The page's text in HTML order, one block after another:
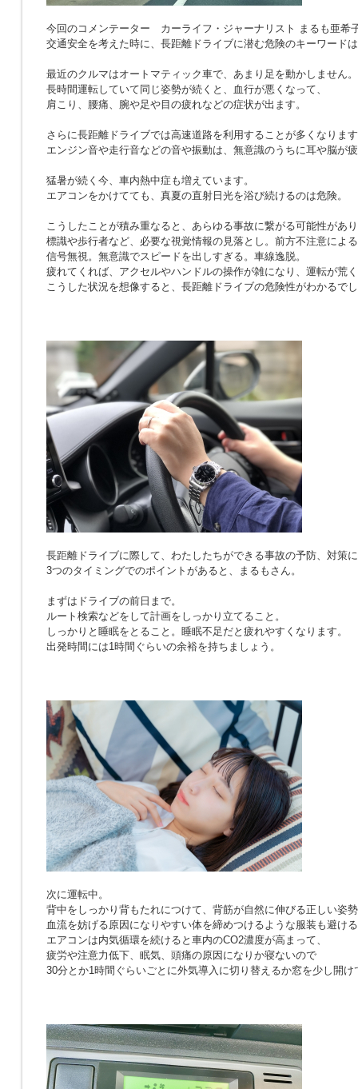
今回のコメンテーター カーライフ・ジャーナリスト まるも亜希
交通安全を考えた時に、長距離ドライブに潜む危険のキーワード
最近のクルマはオートマティック車で、あまり足を動かしません。
長時間運転していて同じ姿勢が続くと、血行が悪くなって、
肩こり、腰痛、腕や足や目の疲れなどの症状が出ます。
さらに長距離ドライブでは高速道路を利用することが多くなりま
エンジン音や走行音などの音や振動は、無意識のうちに耳や脳が
猛暑が続く今、車内熱中症も増えています。
エアコンをかけてても、真夏の直射日光を浴び続けるのは危険。
こうしたことが積み重なると、あらゆる事故に繋がる可能性があ
標識や歩行者など、必要な視覚情報の見落とし。前方不注意によ
信号無視。無意識でスピードを出しすぎる。車線逸脱。
疲れてくれば、アクセルやハンドルの操作が雑になり、運転が荒
こうした状況を想像すると、長距離ドライブの危険性がわかるで
長距離ドライブに際して、わたしたちができる事故の予防、対策
3つのタイミングでのポイントがあると、まるもさん。
まずはドライブの前日まで。
ルート検索などをして計画をしっかり立てること。
しっかりと睡眠をとること。睡眠不足だと疲れやすくなります。
出発時間には1時間ぐらいの余裕を持ちましょう。
次に運転中。
背中をしっかり背もたれにつけて、背筋が自然に伸びる正しい姿
血流を妨げる原因になりやすい体を締めつけるような服装も避け
エアコンは内気循環を続けると車内のCO2濃度が高まって、
疲労や注意力低下、眠気、頭痛の原因になりか寝ないので
30分とか1時間ぐらいごとに外気導入に切り替えるか窓を少し開け